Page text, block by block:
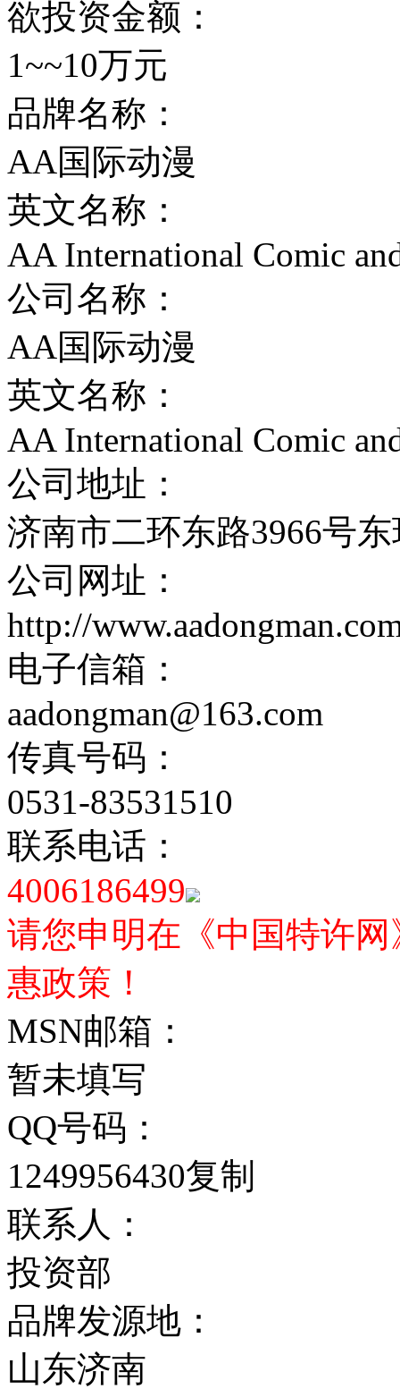
欲投资金额：
1~~10万元
品牌名称：
AA国际动漫
英文名称：
AA International Comic
公司名称：
AA国际动漫
英文名称：
AA International Comic
公司地址：
济南市二环东路3966号
公司网址：
http://
电子信箱：
aadongman@163.com
传真号码：
0531-83531510
联系电话：
4006186499
请您申明在《中国特许
惠政策！
MSN邮箱：
暂未填写
QQ号码：
1249956430复制
联系人：
投资部
品牌发源地：
山东济南